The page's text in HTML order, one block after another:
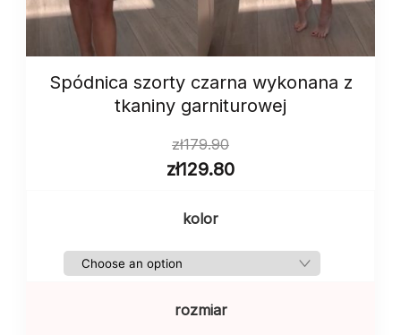
Spódnica szorty czarna wykonana z
tkaniny garniturowej
zł179.90
zł129.80
kolor
rozmiar